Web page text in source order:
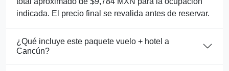
indicada. El precio final se revalida antes de reservar.
¿Qué incluye este paquete vuelo + hotel a
Cancún?